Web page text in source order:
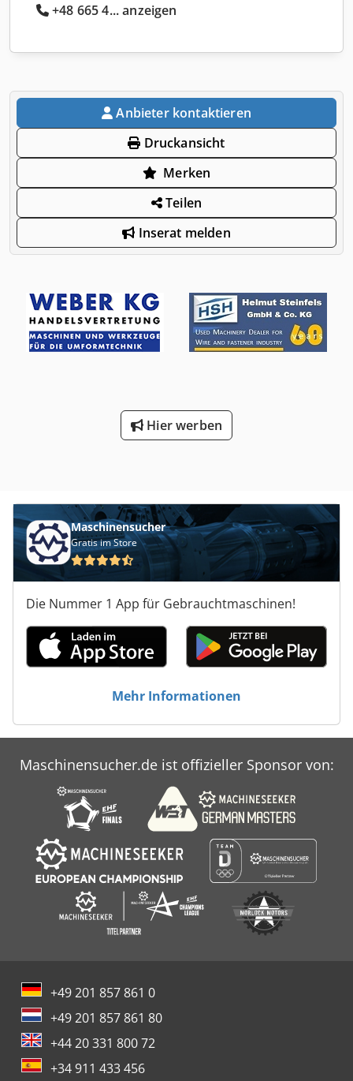
+48 665 4... anzeigen
Anbieter kontaktieren
Druckansicht
Merken
Teilen
Inserat melden
Hier werben
Maschinensucher
Gratis im Store
Die Nummer 1 App für Gebrauchtmaschinen!
Mehr Informationen
Maschinensucher.de ist offizieller Sponsor von:
+49 201 857 861 0
+49 201 857 861 80
+44 20 331 800 72
+34 911 433 456